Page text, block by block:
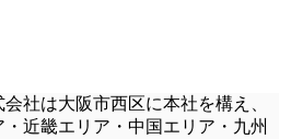
社は大阪市西区に本社を構え、
近畿エリア・中国エリア・九州